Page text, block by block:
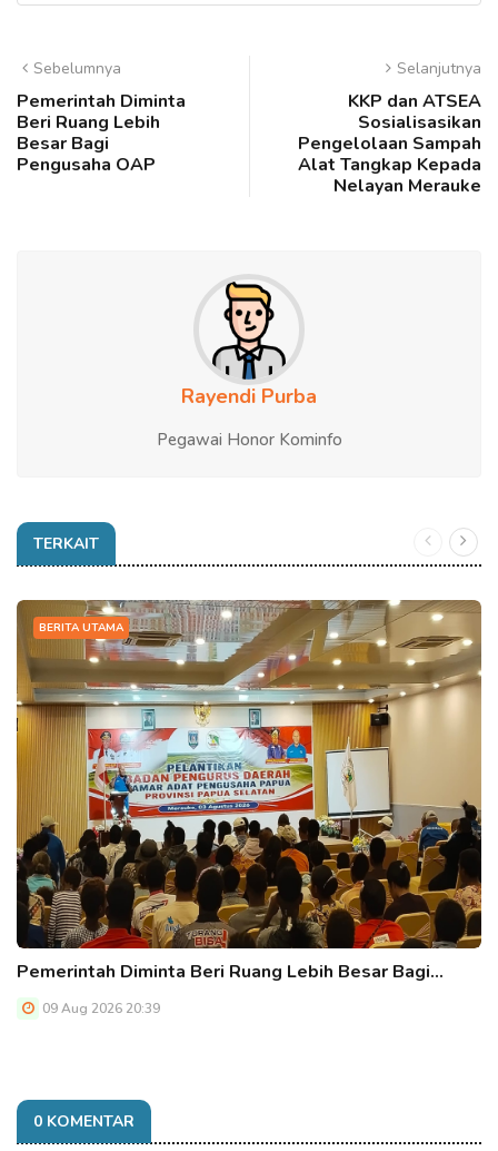
Sebelumnya
Pemerintah Diminta
Beri Ruang Lebih
Besar Bagi
Pengusaha OAP
Selanjutnya
KKP dan ATSEA
Sosialisasikan
Pengelolaan Sampah
Alat Tangkap Kepada
Nelayan Merauke
Rayendi Purba
Pegawai Honor Kominfo
TERKAIT
BERITA UTAMA
Pemerintah Diminta Beri Ruang Lebih Besar Bagi…
09 Aug 2026 20:39
0 KOMENTAR